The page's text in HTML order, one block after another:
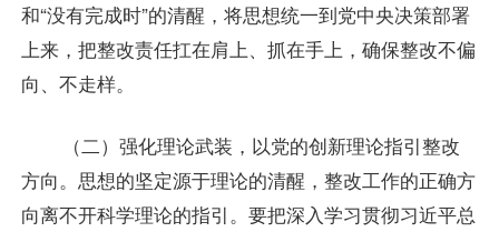
和“没有完成时”的清醒，将思想统一到党中央决策部署
上来，把整改责任扛在肩上、抓在手上，确保整改不偏
向、不走样。
（二）强化理论武装，以党的创新理论指引整改
方向。思想的坚定源于理论的清醒，整改工作的正确方
向离不开科学理论的指引。要把深入学习贯彻习近平总